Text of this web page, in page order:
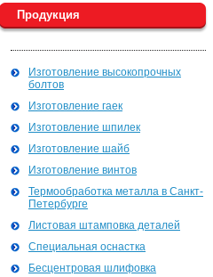
Продукция
Изготовление высокопрочных
болтов
Изготовление гаек
Изготовление шпилек
Изготовление шайб
Изготовление винтов
Термообработка металла в Санкт-
Петербурге
Листовая штамповка деталей
Специальная оснастка
Бесцентровая шлифовка